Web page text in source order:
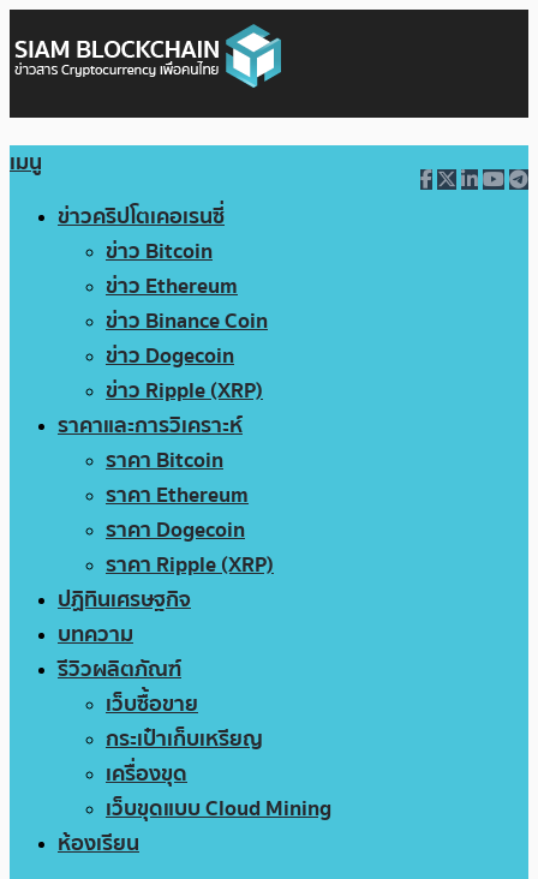
เมนู
ข่าวคริปโตเคอเรนซี่
ข่าว Bitcoin
ข่าว Ethereum
ข่าว Binance Coin
ข่าว Dogecoin
ข่าว Ripple (XRP)
ราคาและการวิเคราะห์
ราคา Bitcoin
ราคา Ethereum
ราคา Dogecoin
ราคา Ripple (XRP)
ปฏิทินเศรษฐกิจ
บทความ
รีวิวผลิตภัณฑ์
เว็บซื้อขาย
กระเป๋าเก็บเหรียญ
เครื่องขุด
เว็บขุดแบบ Cloud Mining
ห้องเรียน